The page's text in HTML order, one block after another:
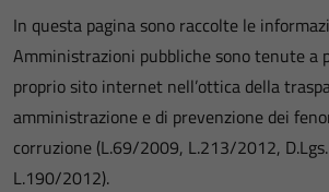
In questa pagina sono raccolte le
Amministrazioni pubbliche sono tenute a
proprio sito internet nell’ottica della
amministrazione e di prevenzione dei
corruzione (L.69/2009, L.213/2012,
L.190/2012).